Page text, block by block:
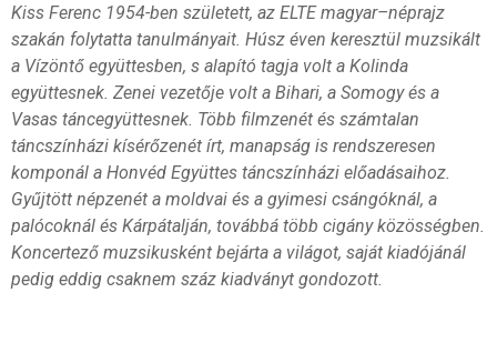
Kiss Ferenc 1954-ben született, az ELTE magyar–néprajz
szakán folytatta tanulmányait. Húsz éven keresztül muzsikált
a Vízöntő együttesben, s alapító tagja volt a Kolinda
együttesnek. Zenei vezetője volt a Bihari, a Somogy és a
Vasas táncegyüttesnek. Több filmzenét és számtalan
táncszínházi kísérőzenét írt, manapság is rendszeresen
komponál a Honvéd Együttes táncszínházi előadásaihoz.
Gyűjtött népzenét a moldvai és a gyimesi csángóknál, a
palócoknál és Kárpátalján, továbbá több cigány közösségben.
Koncertező muzsikusként bejárta a világot, saját kiadójánál
pedig eddig csaknem száz kiadványt gondozott.